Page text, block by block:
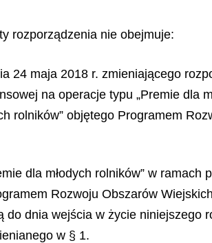
rozporządzenia nie obejmuje:
maja 2018 r. zmieniającego
na operacje typu „Premie dla
rolników” objętego Programem
dla młodych rolników” w ramach
Rozwoju Obszarów
dnia wejścia w życie niniejszego
w § 1.